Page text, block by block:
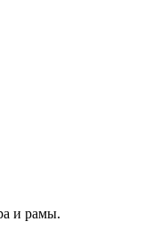
и рамы.